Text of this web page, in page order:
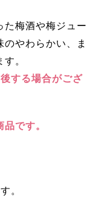
た梅酒や梅ジュー
のやわらかい、ま
。
する場合がござ
です。
。